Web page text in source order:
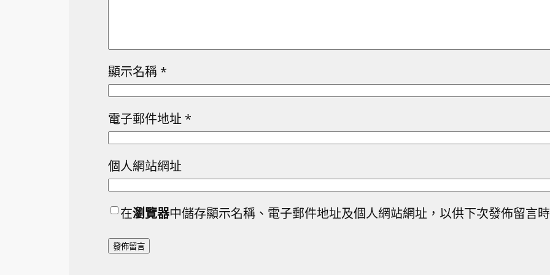
顯示名稱 *
電子郵件地址 *
個人網站網址
在瀏覽器中儲存顯示名稱、電子郵件地址及個人網站網址，以供下次發佈留言